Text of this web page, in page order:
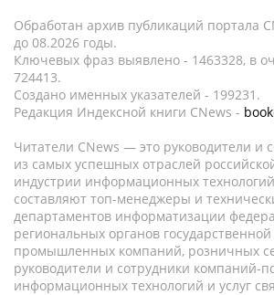
Обработан архив публикаций портала
до 08.2026 годы.
Ключевых фраз выявлено - 1463328, в
724413.
Создано именных указателей - 199231.
Редакция Индексной книги CNews -
Читатели CNews — это руководители и
из самых успешных отраслей
индустрии информационных
составляют топ-менеджеры и
департаментов информатизации
региональных органов
промышленных компаний, розничных
руководители и сотрудники компаний-
информационных технологий и услуг